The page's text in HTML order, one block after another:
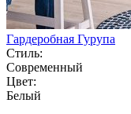
Гардеробная Гурупа
Стиль:
Современный
Цвет:
Белый